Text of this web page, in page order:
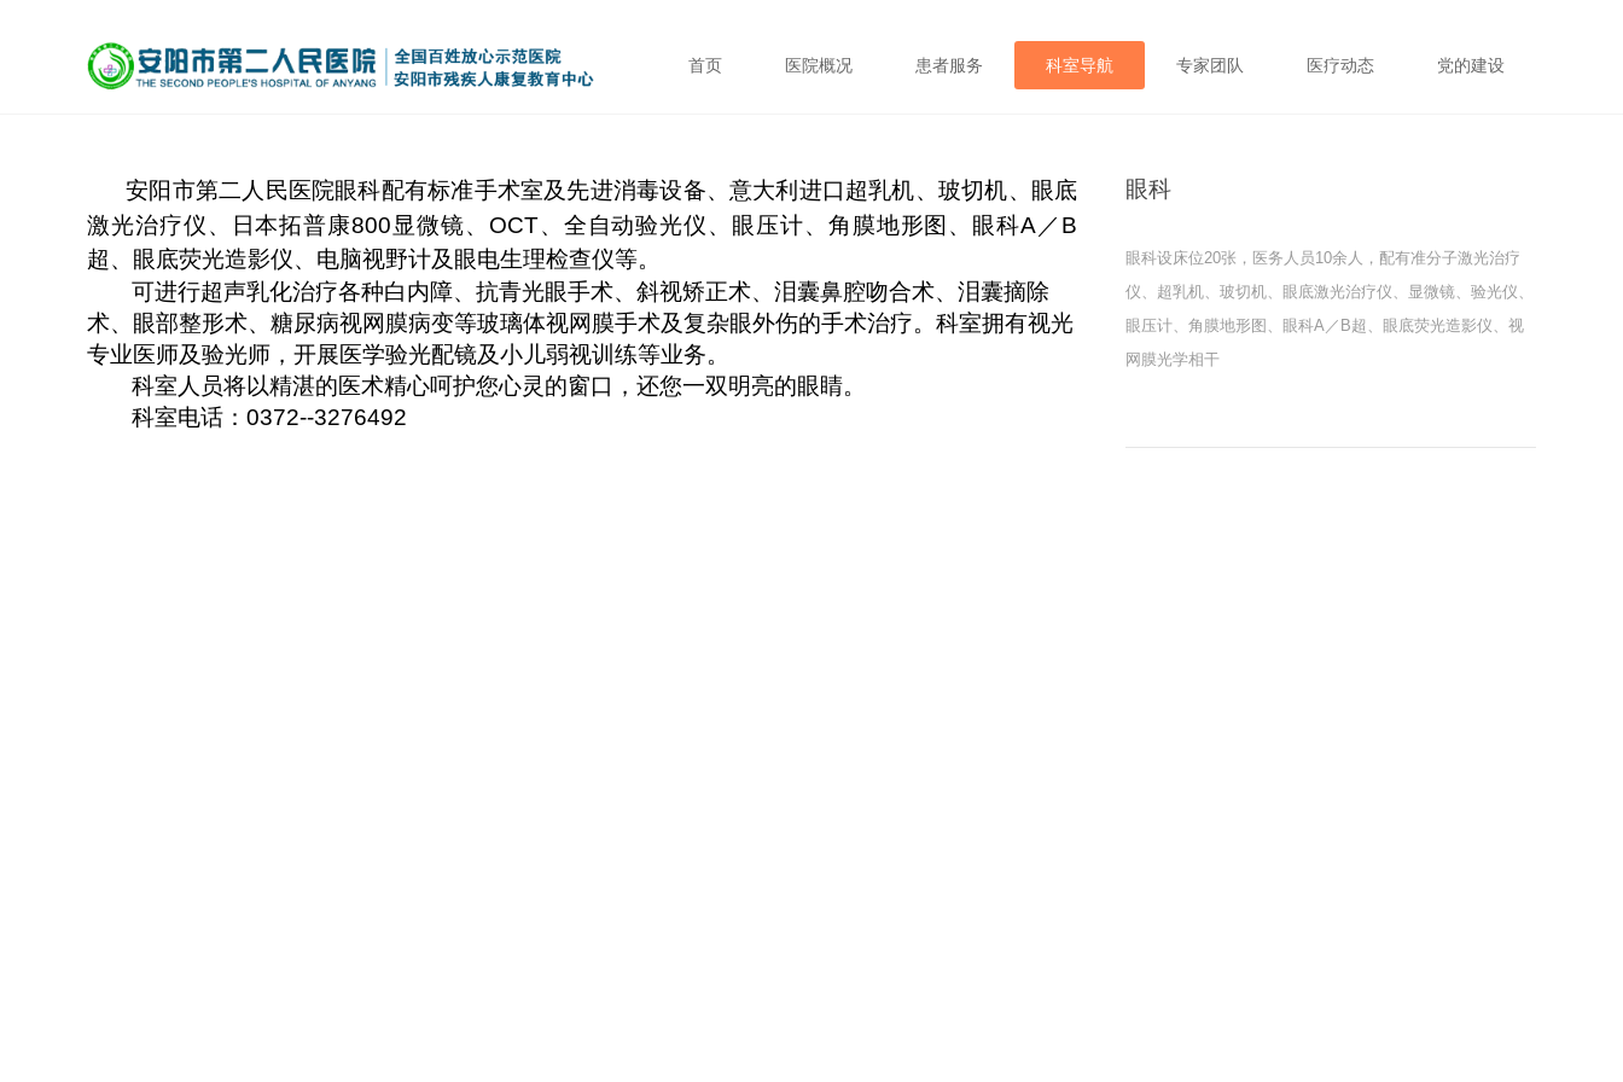
首页 医院概况 患者服务 科室导航 专家团队 医疗动态 党的建设
安阳市第二人民医院眼科配有标准手术室及先进消毒设备、意大利进口超乳机、玻切机、眼底
激光治疗仪、日本拓普康800显微镜、 OCT、全自动验光仪、眼压计、角膜地形图、眼科A ／ B
超、眼底荧光造影仪、电脑视野计及眼电生理检查仪等。
可进行超声乳化治疗各种白内障、抗青光眼手术、斜视矫正术、泪囊鼻腔吻合术、泪囊摘除
术、眼部整形术、糖尿病视网膜病变等玻璃体视网膜手术及复杂眼外伤的手术治疗。科室拥有视光
专业医师及验光师，开展医学验光配镜及小儿弱视训练等业务。
科室人员将以精湛的医术精心呵护您心灵的窗口，还您一双明亮的眼睛。
科室电话： 0372--3276492
眼科
眼科设床位20张，医务人员10余人，配有准分子激光治疗
仪、超乳机、玻切机、眼底激光治疗仪、显微镜、验光仪、
眼压计、角膜地形图、眼科A／B超、眼底荧光造影仪、视
网膜光学相干